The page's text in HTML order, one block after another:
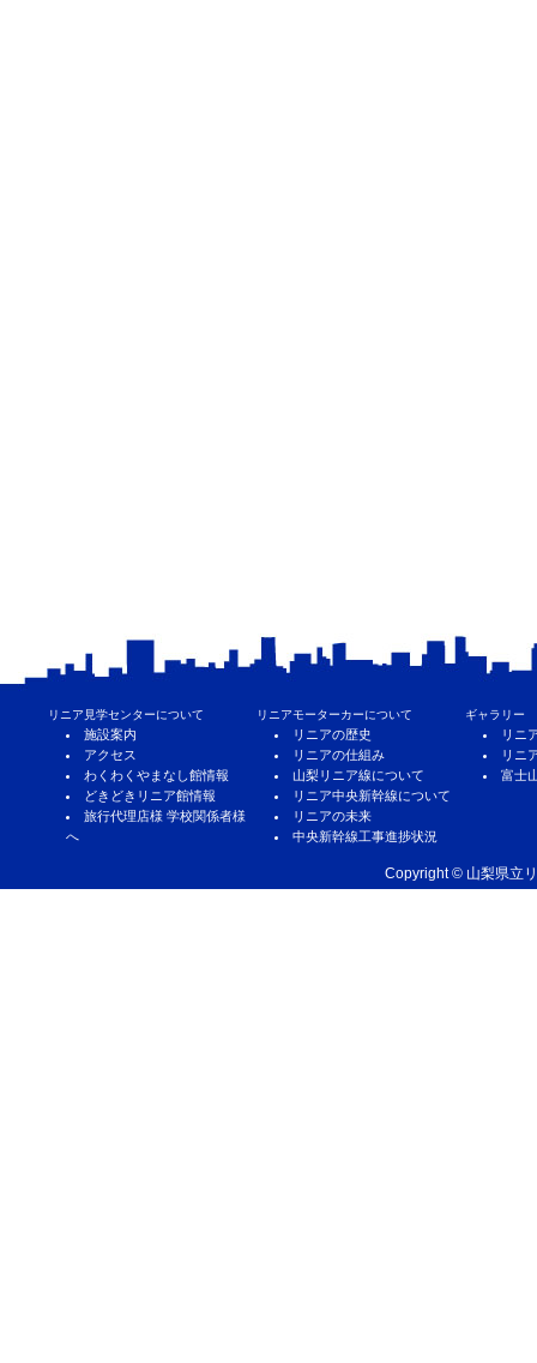
リニア見学センターについて
施設案内
アクセス
わくわくやまなし館情報
どきどきリニア館情報
旅行代理店様 学校関係者様
へ
リニアモーターカーについて
リニアの歴史
リニアの仕組み
山梨リニア線について
リニア中央新幹線について
リニアの未来
中央新幹線工事進捗状況
ギャラリー
リニ
リニ
富士
Copyright © 山梨県立